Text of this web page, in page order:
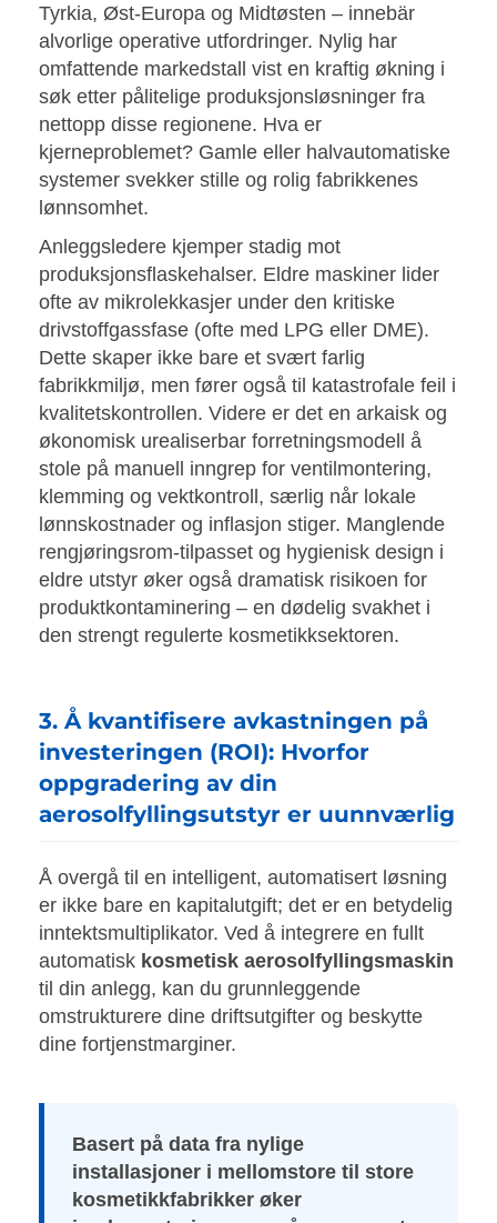
Tyrkia, Øst-Europa og Midtøsten – innebär
alvorlige operative utfordringer. Nylig har
omfattende markedstall vist en kraftig økning i
søk etter pålitelige produksjonsløsninger fra
nettopp disse regionene. Hva er
kjerneproblemet? Gamle eller halvautomatiske
systemer svekker stille og rolig fabrikkenes
lønnsomhet.
Anleggsledere kjemper stadig mot
produksjonsflaskehalser. Eldre maskiner lider
ofte av mikrolekkasjer under den kritiske
drivstoffgassfase (ofte med LPG eller DME).
Dette skaper ikke bare et svært farlig
fabrikkmiljø, men fører også til katastrofale feil i
kvalitetskontrollen. Videre er det en arkaisk og
økonomisk urealiserbar forretningsmodell å
stole på manuell inngrep for ventilmontering,
klemming og vektkontroll, særlig når lokale
lønnskostnader og inflasjon stiger. Manglende
rengjøringsrom-tilpasset og hygienisk design i
eldre utstyr øker også dramatisk risikoen for
produktkontaminering – en dødelig svakhet i
den strengt regulerte kosmetikksektoren.
3. Å kvantifisere avkastningen på
investeringen (ROI): Hvorfor
oppgradering av din
aerosolfyllingsutstyr er uunnværlig
Å overgå til en intelligent, automatisert løsning
er ikke bare en kapitalutgift; det er en betydelig
inntektsmultiplikator. Ved å integrere en fullt
automatisk kosmetisk aerosolfyllingsmaskin
til din anlegg, kan du grunnleggende
omstrukturere dine driftsutgifter og beskytte
dine fortjenstmarginer.
Basert på data fra nylige
installasjoner i mellomstore til store
kosmetikkfabrikker øker